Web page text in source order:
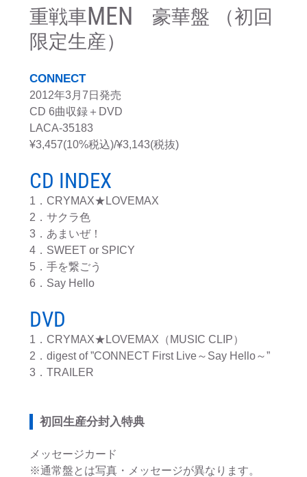
重戦車MEN 豪華盤 （初回
限定生産）
CONNECT
2012年3月7日発売
CD 6曲収録＋DVD
LACA-35183
¥3,457(10%税込)/¥3,143(税抜)
CD INDEX
1．CRYMAX★LOVEMAX
2．サクラ色
3．あまいぜ！
4．SWEET or SPICY
5．手を繋ごう
6．Say Hello
DVD
1．CRYMAX★LOVEMAX（MUSIC CLIP）
2．digest of ”CONNECT First Live～Say Hello～”
3．TRAILER
初回生産分封入特典
メッセージカード
※通常盤とは写真・メッセージが異なります。